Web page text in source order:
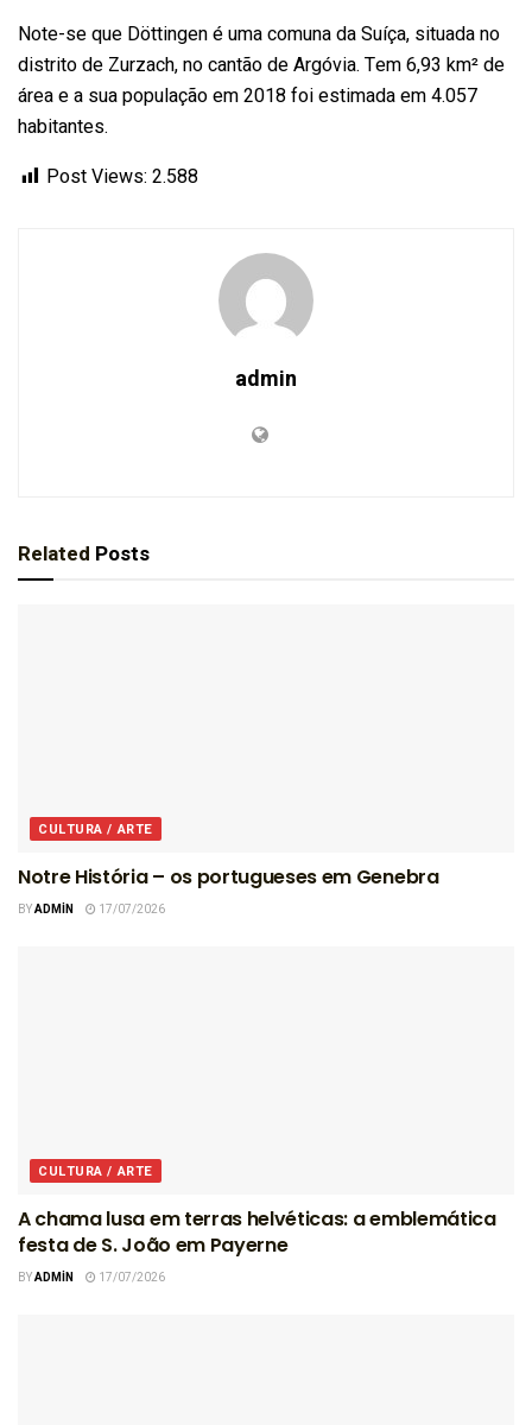
Note-se que Döttingen é uma comuna da Suíça, situada no
distrito de Zurzach, no cantão de Argóvia. Tem 6,93 km² de
área e a sua população em 2018 foi estimada em 4.057
habitantes.
Post Views: 2.588
admin
Related Posts
CULTURA / ARTE
Notre História – os portugueses em Genebra
BYADMIN 17/07/2026
CULTURA / ARTE
A chama lusa em terras helvéticas: a emblemática
festa de S. João em Payerne
BYADMIN 17/07/2026